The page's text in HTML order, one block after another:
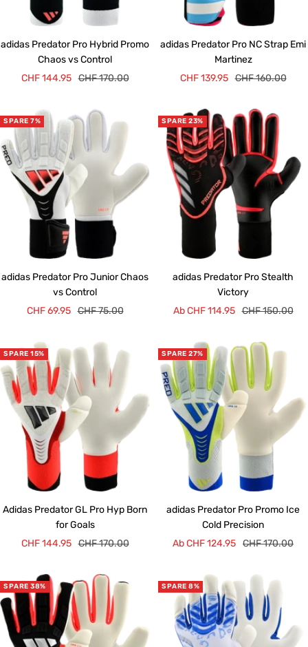
adidas Predator Pro Hybrid Promo
Chaos vs Control
Angebotspreis
CHF 144.95 Regulärer
CHF 170.00
adidas Predator Pro NC Strap Emi
Martinez
Angebotspreis
CHF 139.95 Regulärer
CHF 160.00
SPARE 7%
adidas Predator Pro Junior Chaos
vs Control
Angebotspreis
CHF 69.95 Regulärer
CHF 75.00
SPARE 23%
adidas Predator Pro Stealth
Victory
Angebotspreis
Ab CHF 114.95 Regulärer
CHF 150.00
SPARE 15%
Adidas Predator GL Pro Hyp Born
for Goals
Angebotspreis
CHF 144.95 Regulärer
CHF 170.00
SPARE 27%
adidas Predator Pro Promo Ice
Cold Precision
Angebotspreis
Ab CHF 124.95 Regulärer
CHF 170.00
SPARE 38% SPARE 8%